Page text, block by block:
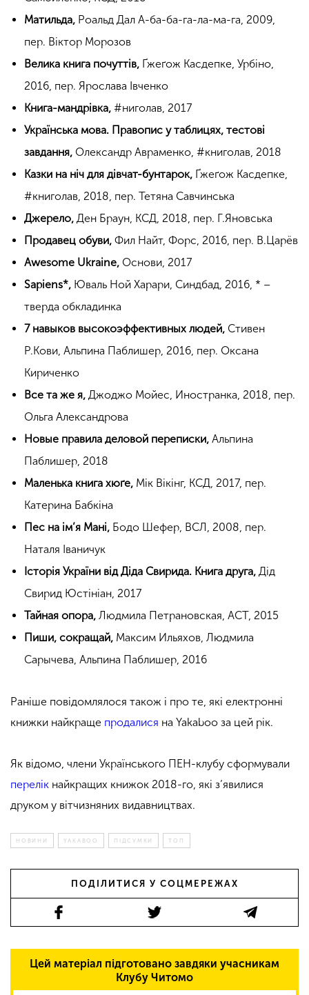
Матильда, Роальд Дал А-ба-ба-га-ла-ма-га, 2009,
пер. Віктор Морозов
Велика книга почуттів, Ґжеґож Касдепке, Урбіно,
2016, пер. Ярослава Івченко
Книга-мандрівка, #ниголав, 2017
Українська мова. Правопис у таблицях, тестові
завдання, Олександр Авраменко, #книголав, 2018
Казки на ніч для дівчат-бунтарок, Ґжеґож Касдепке,
#книголав, 2018, пер. Тетяна Савчинська
Джерело, Ден Браун, КСД, 2018, пер. Г.Яновська
Продавец обуви, Фил Найт, Форс, 2016, пер. В.Царёв
Awesome Ukraine, Основи, 2017
Sapiens*, Юваль Ной Харари, Синдбад, 2016, * –
тверда обкладинка
7 навыков высокоэффективных людей, Стивен
Р.Кови, Альпина Паблишер, 2016, пер. Оксана
Кириченко
Все та же я, Джоджо Мойес, Иностранка, 2018, пер.
Ольга Александрова
Новые правила деловой переписки, Альпина
Паблишер, 2018
Маленька книга хюґе, Мік Вікінг, КСД, 2017, пер.
Катерина Бабкіна
Пес на ім’я Мані, Бодо Шефер, ВСЛ, 2008, пер.
Наталя Іваничук
Історія України від Діда Свирида. Книга друга, Дід
Свирид Юстініан, 2017
Тайная опора, Людмила Петрановская, АСТ, 2015
Пиши, сокращай, Максим Ильяхов, Людмила
Сарычева, Альпина Паблишер, 2016
Раніше повідомлялося також і про те, які електронні
книжки найкраще продалися на Yakaboo за цей рік.
Як відомо, члени Українського ПЕН-клубу сформували
перелік найкращих книжок 2018-го, які з’явилися
друком у вітчизняних видавництвах.
НОВИНИ YAKABOO ПІДСУМКИ ТОП
ПОДІЛИТИСЯ У СОЦМЕРЕЖАХ
Цей матеріал підготовано завдяки учасникам
Клубу Читомо